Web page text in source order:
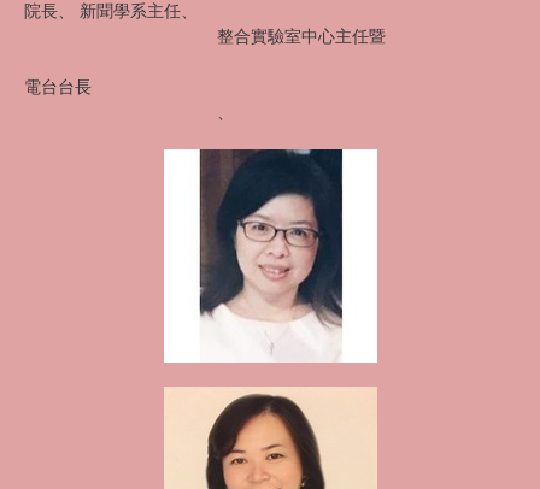
院長、 新聞學系主任、
整合實驗室中心主任暨
電台台長